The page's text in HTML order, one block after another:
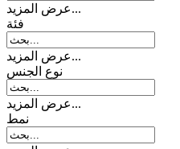
عرض المزيد...
فئة
عرض المزيد...
نوع الجنس
عرض المزيد...
نمط